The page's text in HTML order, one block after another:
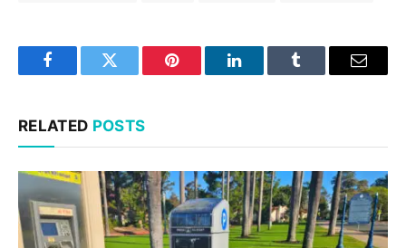
FacebookTwitter Pinterest LinkedInTumblr Email
RELATED POSTS